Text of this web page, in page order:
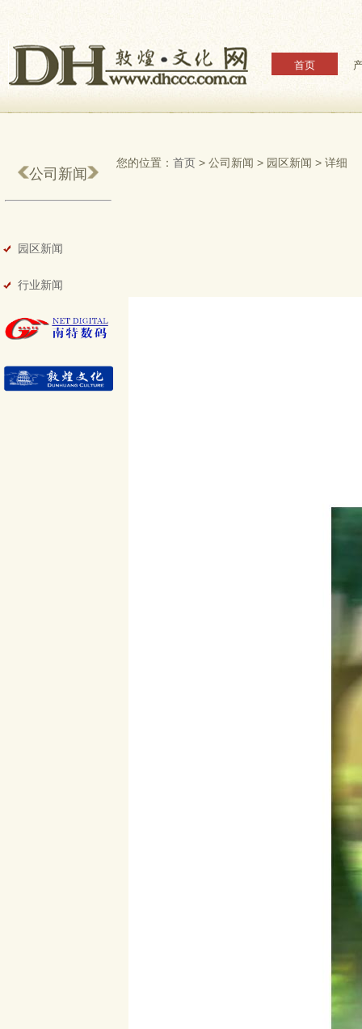
首页
公司新闻
园区新闻
行业新闻
您的位置： 首页 > 公司新闻 > 园区新闻 > 详细